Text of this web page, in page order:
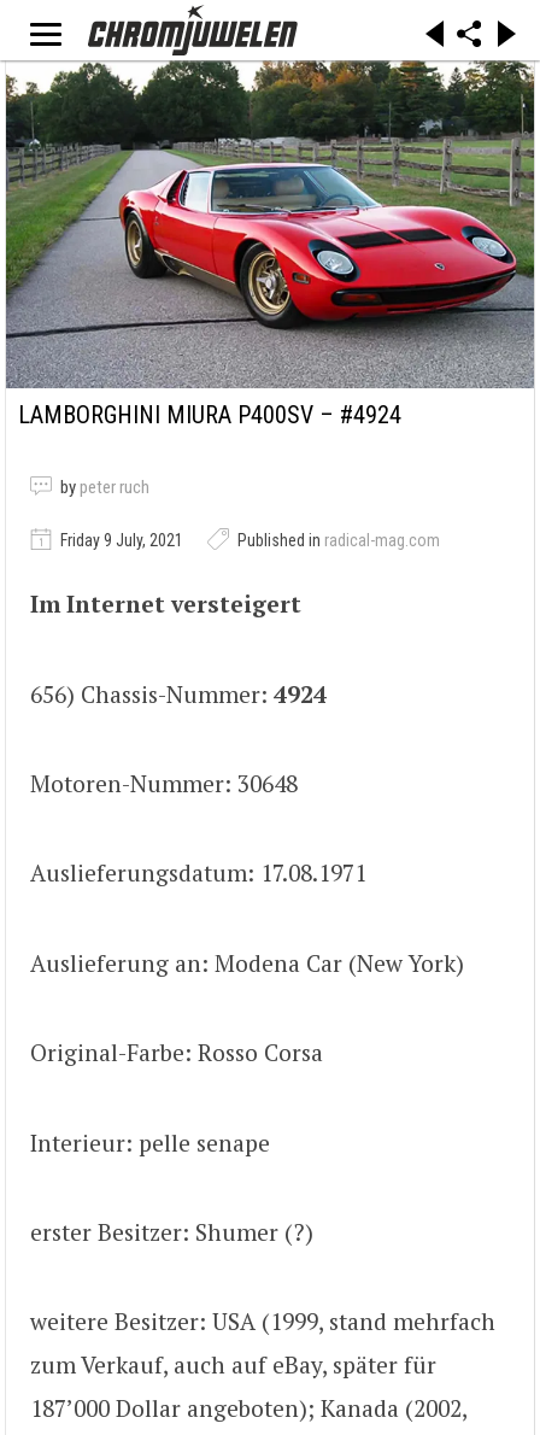
LAMBORGHINI MIURA P400SV – #4924
by peter ruch
Friday 9 July, 2021 Published in radical-mag.com
Im Internet versteigert
656) Chassis-Nummer: 4924
Motoren-Nummer: 30648
Auslieferungsdatum: 17.08.1971
Auslieferung an: Modena Car (New York)
Original-Farbe: Rosso Corsa
Interieur: pelle senape
erster Besitzer: Shumer (?)
weitere Besitzer: USA (1999, stand mehrfach
zum Verkauf, auch auf eBay, später für
187’000 Dollar angeboten); Kanada (2002,